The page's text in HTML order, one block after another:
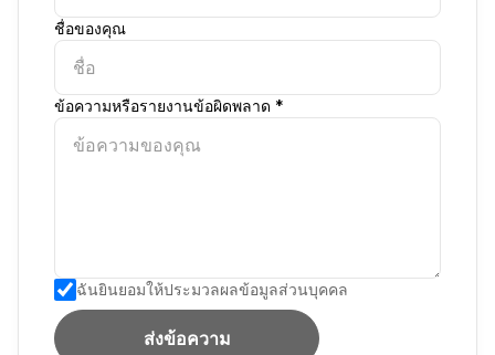
ชื่อของคุณ
ข้อความหรือรายงานข้อผิดพลาด *
ฉันยินยอมให้ประมวลผลข้อมูลส่วนบุคคล
ส่งข้อความ